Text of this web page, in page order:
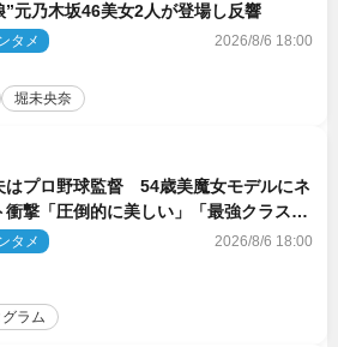
”元乃木坂46美女2人が登場し反響
タメ 2026/8/6 18:00
堀未央奈
はプロ野球監督 54歳美魔女モデルにネ
衝撃「圧倒的に美しい」「最強クラス」
とり」
タメ 2026/8/6 18:00
ラム